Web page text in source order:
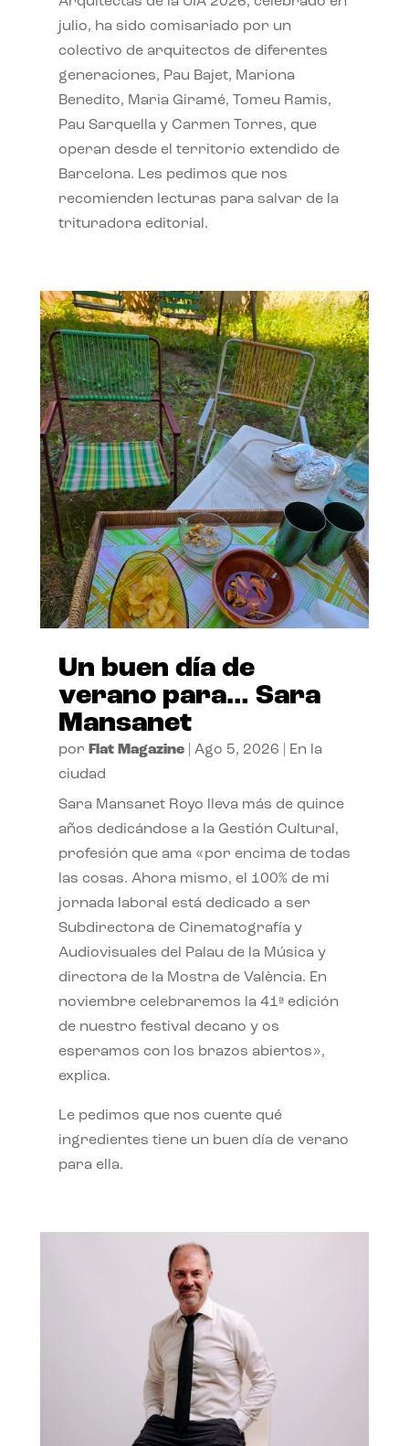
julio, ha sido comisariado por un
colectivo de arquitectos de diferentes
generaciones, Pau Bajet, Mariona
Benedito, Maria Giramé, Tomeu Ramis,
Pau Sarquella y Carmen Torres, que
operan desde el territorio extendido de
Barcelona. Les pedimos que nos
recomienden lecturas para salvar de la
trituradora editorial.
Un buen día de
verano para… Sara
Mansanet
por Flat Magazine| Ago 5, 2026
En la
ciudad
Sara Mansanet Royo lleva más de quince
años dedicándose a la Gestión Cultural,
profesión que ama «por encima de todas
las cosas. Ahora mismo, el 100% de mi
jornada laboral está dedicado a ser
Subdirectora de Cinematografía y
Audiovisuales del Palau de la Música y
directora de la Mostra de València. En
noviembre celebraremos la 41ª edición
de nuestro festival decano y os
esperamos con los brazos abiertos»,
explica.
Le pedimos que nos cuente qué
ingredientes tiene un buen día de verano
para ella.